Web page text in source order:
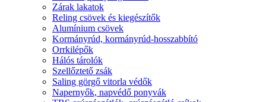
Zárak lakatok
Reling csövek és kiegészítők
Alumínium csövek
Kormányrúd, kormányrúd-hosszabbító
Orrkilépők
Hálós tárolók
Szellőztető zsák
Saling görgő vitorla védők
Napernyők, napvédő ponyvák